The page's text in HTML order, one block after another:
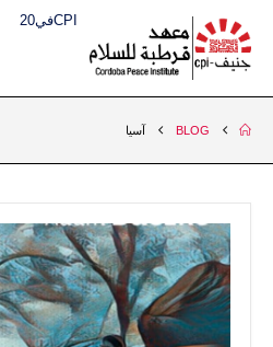
CPIفي20
BLOG آسيا